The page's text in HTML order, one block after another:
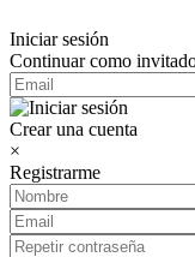
Iniciar sesión
Continuar como
Crear una cuenta
×
Registrarme